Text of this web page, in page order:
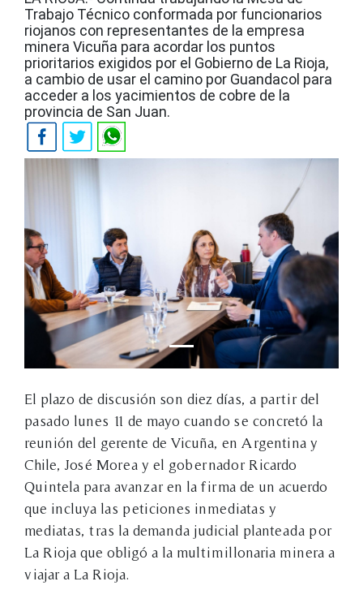
Trabajo Técnico conformada por funcionarios
riojanos con representantes de la empresa
minera Vicuña para acordar los puntos
prioritarios exigidos por el Gobierno de La Rioja,
a cambio de usar el camino por Guandacol para
acceder a los yacimientos de cobre de la
provincia de San Juan.
El plazo de discusión son diez días, a partir del
pasado lunes 11 de mayo cuando se concretó la
reunión del gerente de Vicuña, en Argentina y
Chile, José Morea y el gobernador Ricardo
Quintela para avanzar en la firma de un acuerdo
que incluya las peticiones inmediatas y
mediatas, tras la demanda judicial planteada por
La Rioja que obligó a la multimillonaria minera a
viajar a La Rioja.